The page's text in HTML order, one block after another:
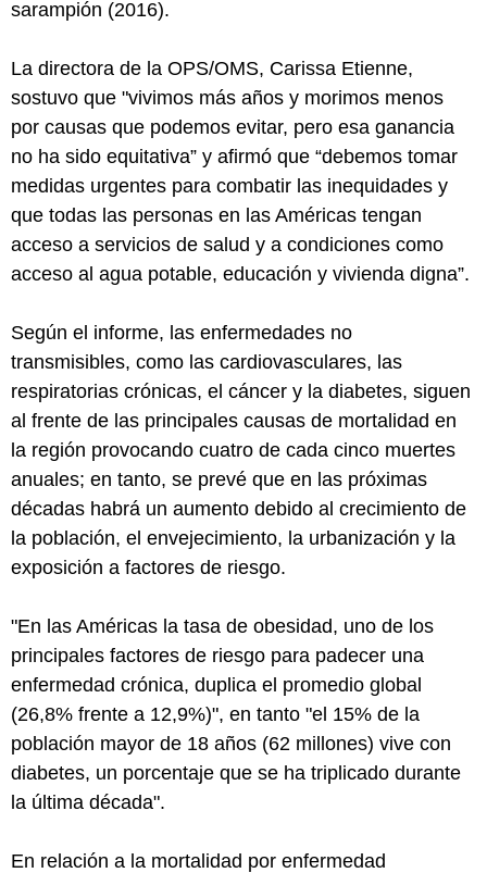
sarampión (2016).
La directora de la OPS/OMS, Carissa Etienne,
sostuvo que "vivimos más años y morimos menos
por causas que podemos evitar, pero esa ganancia
no ha sido equitativa” y afirmó que “debemos tomar
medidas urgentes para combatir las inequidades y
que todas las personas en las Américas tengan
acceso a servicios de salud y a condiciones como
acceso al agua potable, educación y vivienda digna”.
Según el informe, las enfermedades no
transmisibles, como las cardiovasculares, las
respiratorias crónicas, el cáncer y la diabetes, siguen
al frente de las principales causas de mortalidad en
la región provocando cuatro de cada cinco muertes
anuales; en tanto, se prevé que en las próximas
décadas habrá un aumento debido al crecimiento de
la población, el envejecimiento, la urbanización y la
exposición a factores de riesgo.
"En las Américas la tasa de obesidad, uno de los
principales factores de riesgo para padecer una
enfermedad crónica, duplica el promedio global
(26,8% frente a 12,9%)", en tanto "el 15% de la
población mayor de 18 años (62 millones) vive con
diabetes, un porcentaje que se ha triplicado durante
la última década".
En relación a la mortalidad por enfermedad